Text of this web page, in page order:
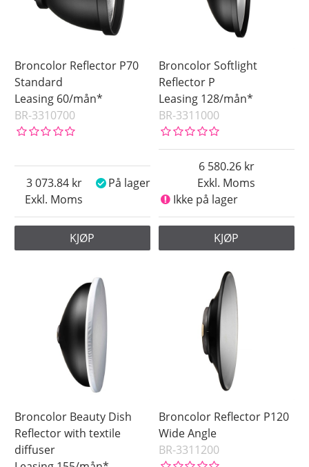
Broncolor Reflector P70
Standard
Leasing 60/mån*
BR-3310700
Exkl. Moms
3 073.84 På lager
KJØP
Broncolor Softlight
Reflector P
Leasing 128/mån*
BR-3311000
Exkl. Moms
6 580.26
Ikke på lager
KJØP
Broncolor Beauty Dish
Reflector with textile
diffuser
Broncolor Reflector P120
Wide Angle
BR-3311200